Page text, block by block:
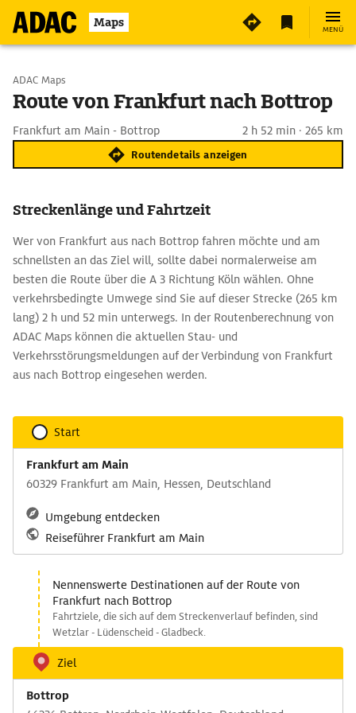
Maps MENÜ
Start wählen
ADAC Maps
Route von Frankfurt nach Bottrop
Frankfurt am Main - Bottrop 2 h 52 min · 265 km
Routendetails anzeigen
Streckenlänge und Fahrtzeit
Wer von Frankfurt aus nach Bottrop fahren möchte und am
schnellsten an das Ziel will, sollte dabei normalerweise am
besten die Route über die A 3 Richtung Köln wählen. Ohne
verkehrsbedingte Umwege sind Sie auf dieser Strecke (265 km
lang) 2 h und 52 min unterwegs. In der Routenberechnung von
ADAC Maps können die aktuellen Stau- und
Verkehrsstörungsmeldungen auf der Verbindung von Frankfurt
aus nach Bottrop eingesehen werden.
Start
Frankfurt am Main
60329 Frankfurt am Main, Hessen, Deutschland
Umgebung entdecken
Reiseführer Frankfurt am Main
Nennenswerte Destinationen auf der Route von
Frankfurt nach Bottrop
Fahrtziele, die sich auf dem Streckenverlauf befinden, sind
Wetzlar - Lüdenscheid - Gladbeck.
Ziel
Bottrop